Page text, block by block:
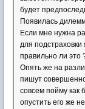
будет
Появилась
Если мне нужна
для подстраховки
правильно ли это
Опять же на
пишут
совсем пойму как
опустить его же